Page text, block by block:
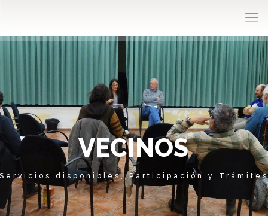
VECINOS
Servicios disponibles, Participación y